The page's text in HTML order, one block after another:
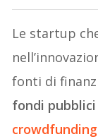
Le startup
fonti di
fondi
crowdfunding